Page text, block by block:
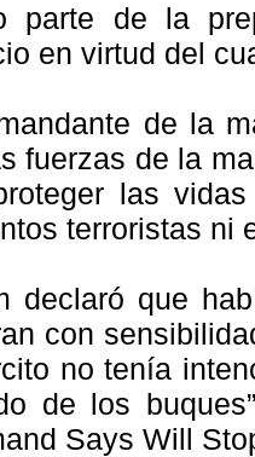
parte de la
en virtud del
de la
fuerzas de la
las
terroristas ni
declaró que
con
no tenía
de los
Says Will